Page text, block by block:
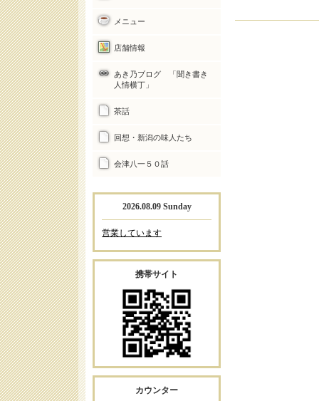
メニュー
店舗情報
あき乃ブログ 「聞き書き
人情横丁」
茶話
回想・新潟の味人たち
会津八一５０話
2026.08.09 Sunday
営業しています
携帯サイト
カウンター